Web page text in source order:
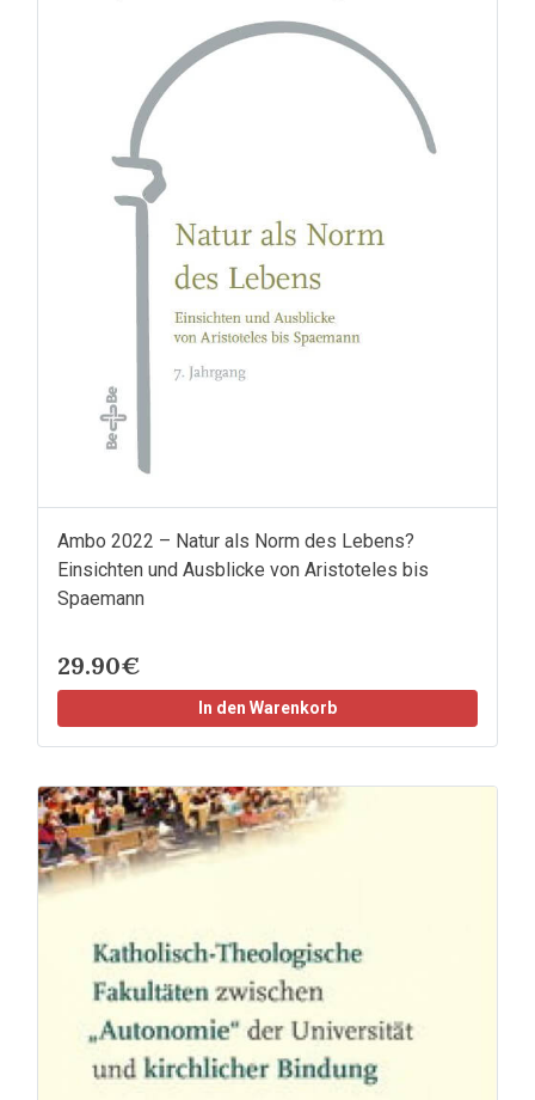
Ambo 2022 – Natur als Norm des Lebens?
Einsichten und Ausblicke von Aristoteles bis
Spaemann
29.90€
In den Warenkorb